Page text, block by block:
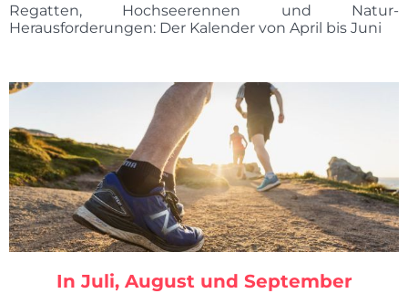
Regatten, Hochseerennen und Natur-
Herausforderungen: Der Kalender von April bis Juni
In Juli, August und September